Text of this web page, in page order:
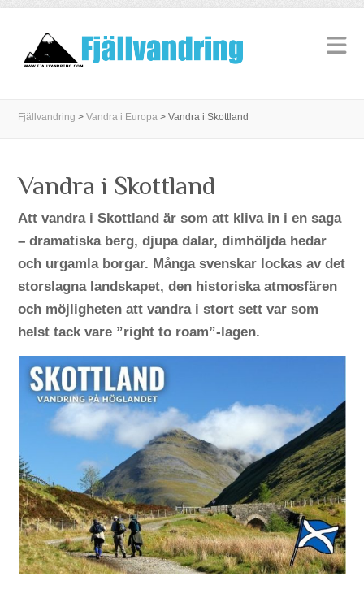
Fjällvandring >Vandra i Europa >Vandra i Skottland
Vandra i Skottland
Att vandra i Skottland är som att kliva in i en saga
– dramatiska berg, djupa dalar, dimhöljda hedar
och urgamla borgar. Många svenskar lockas av det
storslagna landskapet, den historiska atmosfären
och möjligheten att vandra i stort sett var som
helst tack vare ”right to roam”-lagen.